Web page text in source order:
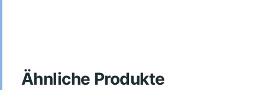
Ähnliche Produkte